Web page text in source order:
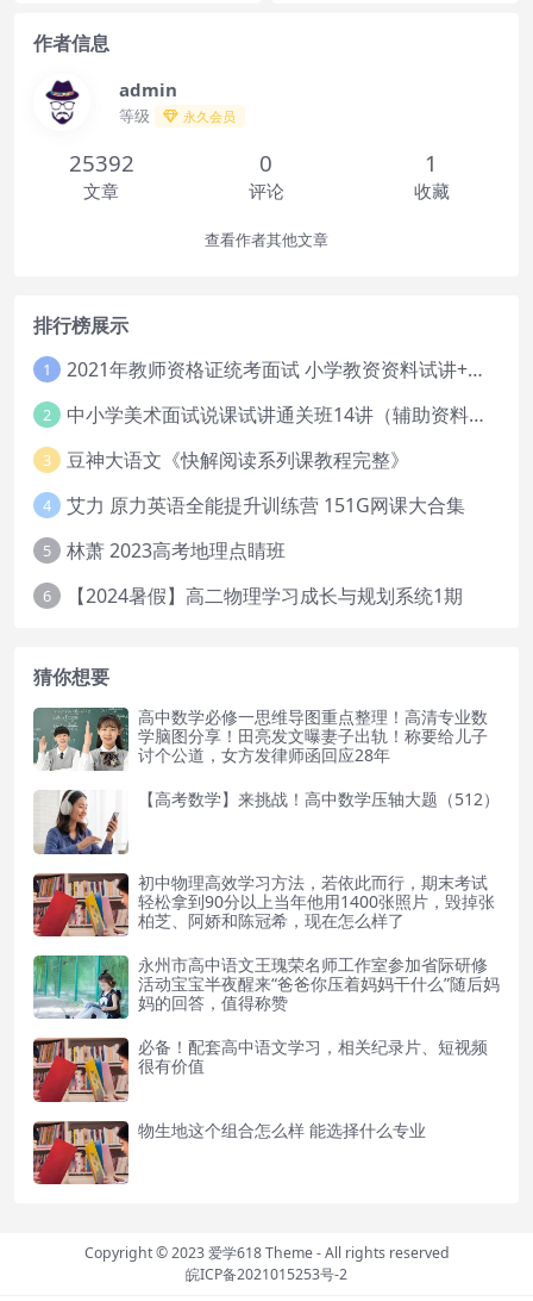
作者信息
admin
等级 永久会员
25392
文章
0
评论
1
收藏
查看作者其他文章
排行榜展示
1 2021年教师资格证统考面试 小学教资资料试讲+答辩
2 中小学美术面试说课试讲通关班14讲（辅助资料第一套）
3 豆神大语文《快解阅读系列课教程完整》
4 艾力 原力英语全能提升训练营 151G网课大合集
5 林萧 2023高考地理点睛班
6 【2024暑假】高二物理学习成长与规划系统1期
猜你想要
高中数学必修一思维导图重点整理！高清专业数
学脑图分享！田亮发文曝妻子出轨！称要给儿子
讨个公道，女方发律师函回应28年
【高考数学】来挑战！高中数学压轴大题（512）
初中物理高效学习方法，若依此而行，期末考试
轻松拿到90分以上当年他用1400张照片，毁掉张
柏芝、阿娇和陈冠希，现在怎么样了
永州市高中语文王瑰荣名师工作室参加省际研修
活动宝宝半夜醒来“爸爸你压着妈妈干什么”随后妈
妈的回答，值得称赞
必备！配套高中语文学习，相关纪录片、短视频
很有价值
物生地这个组合怎么样 能选择什么专业
Copyright © 2023爱学618 Theme- All rights reserved
皖ICP备2021015253号-2